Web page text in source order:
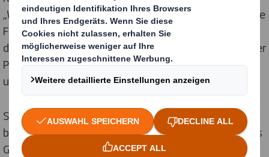
„Wir setzen uns mit ganzer Kraft für den Schutz und die
Förderung von Lebensräumen ein – und freuen uns
deshalb besonders, dass DS Smith uns dabei als starker
Partner mit der Weihnachtsspende finanziell
unterstützt.“
Seit 30 Jahren hat sich die Stiftung dem Schutz der
biologischen Vielfalt verschrieben – ganz im Sinne ihres
Gründers, dem bekannten Tierfilmer Heinz Sielmann.